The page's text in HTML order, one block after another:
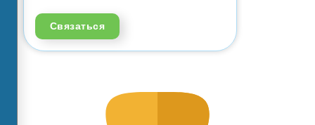
Связаться